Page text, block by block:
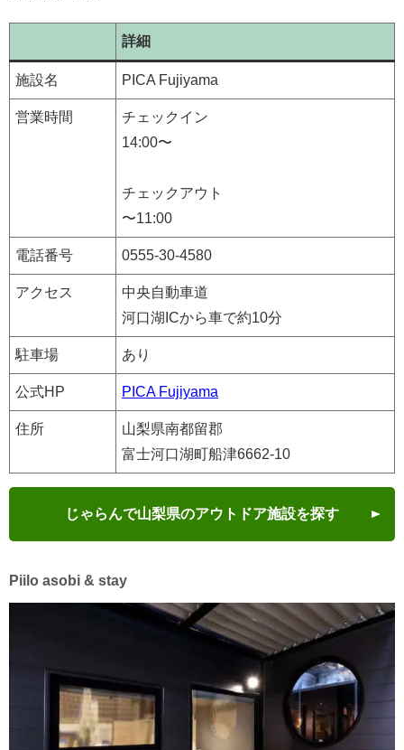
詳細
施設名 PICA Fujiyama
営業時間
チェックイン
14:00〜
チェックアウト
〜11:00
電話番号 0555-30-4580
アクセス
中央自動車道
河口湖ICから車で約10分
駐車場 あり
公式HP PICA Fujiyama
住所
山梨県南都留郡
富士河口湖町船津6662-10
じゃらんで山梨県のアウトドア施設を探す
Piilo asobi & stay